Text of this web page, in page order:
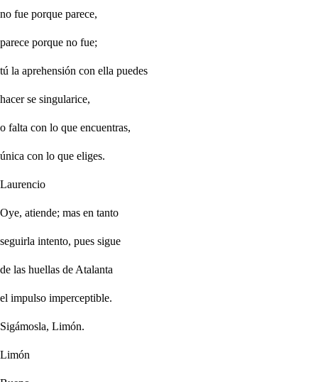
no fue porque parece,
parece porque no fue;
tú la aprehensión con ella puedes
hacer se singularice,
o falta con lo que encuentras,
única con lo que eliges.
Laurencio
Oye, atiende; mas en tanto
seguirla intento, pues sigue
de las huellas de Atalanta
el impulso imperceptible.
Sigámosla, Limón.
Limón